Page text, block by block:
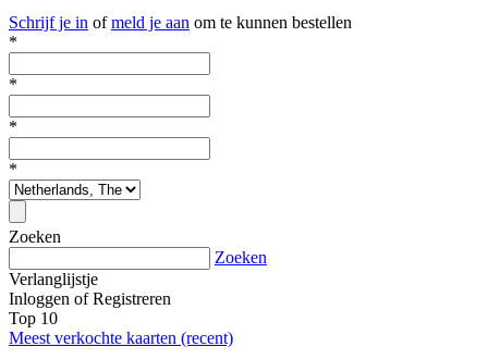
Schrijf je in ofmeld je aan om te kunnen bestellen
*
*
*
*
Zoeken
Zoeken
Verlanglijstje
Inloggen ofRegistreren
Top 10
Meest verkochte kaarten (recent)